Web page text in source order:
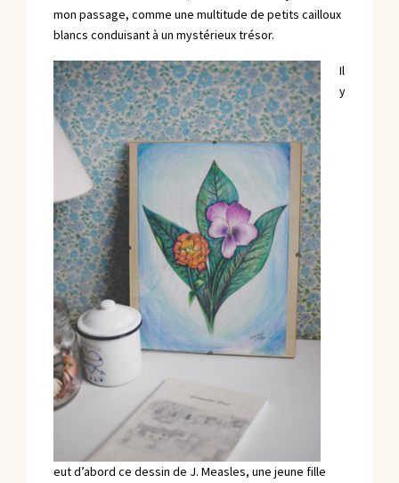
mon passage, comme une multitude de petits cailloux
blancs conduisant à un mystérieux trésor.
Il
y
eut d’abord ce dessin de J. Measles, une jeune fille